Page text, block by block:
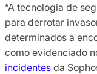
“A tecnologia de
para derrotar
determinados a
como evidenciado
incidentes da